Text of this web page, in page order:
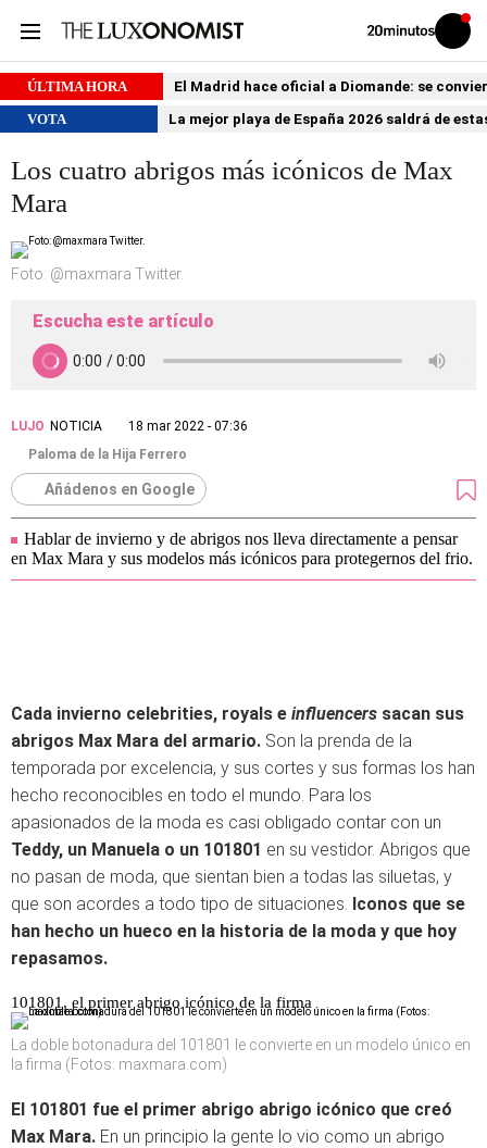
Volver
Iniciar
sesión
ÚLTIMA HORA
El Madrid hace oficial a Diomande: se
VOTA
La mejor playa de España 2026 saldrá de
Los cuatro abrigos más icónicos de Max
Mara
Foto: @maxmara Twitter.
Escucha este artículo
LUJO NOTICIA
18 mar 2022 - 07:36
Paloma de la Hija Ferrero
Añádenos en Google
Hablar de invierno y de abrigos nos lleva directamente a pensar
en Max Mara y sus modelos más icónicos para protegernos del frio.
Cada invierno celebrities, royals e influencers sacan sus
abrigos Max Mara del armario. Son la prenda de la
temporada por excelencia, y sus cortes y sus formas los han
hecho reconocibles en todo el mundo. Para los
apasionados de la moda es casi obligado contar con un
Teddy, un Manuela o un 101801 en su vestidor. Abrigos que
no pasan de moda, que sientan bien a todas las siluetas, y
que son acordes a todo tipo de situaciones. Iconos que se
han hecho un hueco en la historia de la moda y que hoy
repasamos.
101801, el primer abrigo icónico de la firma
La doble botonadura del 101801 le convierte en un modelo único en
la firma (Fotos: maxmara.com)
El 101801 fue el primer abrigo abrigo icónico que creó
Max Mara. En un principio la gente lo vio como un abrigo